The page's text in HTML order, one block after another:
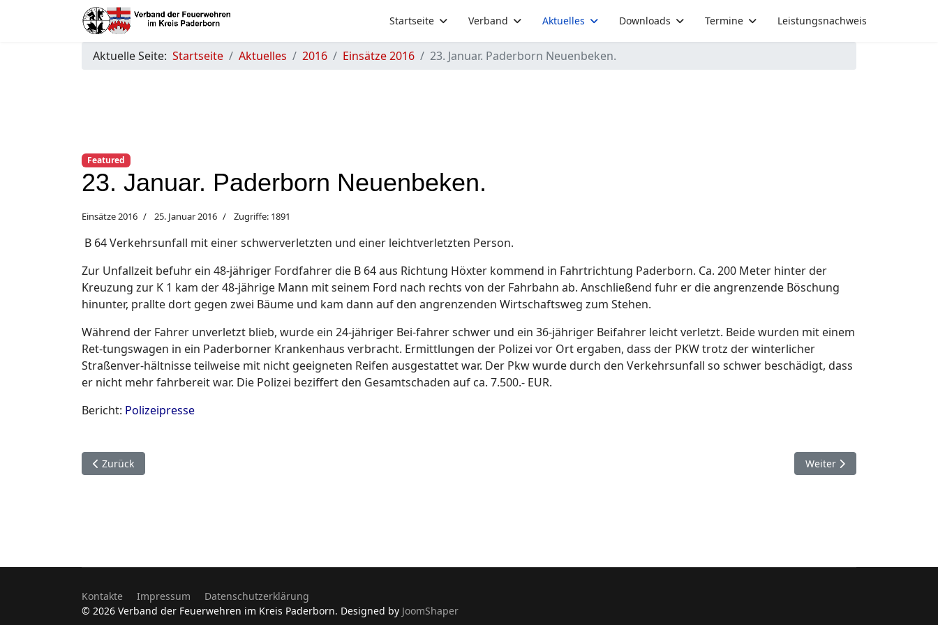
Startseite Verband Aktuelles Downloads Termine Leistungsnachweis
Aktuelle Seite: Startseite Aktuelles 2016 Einsätze 2016 23. Januar. Paderborn Neuenbeken.
Featured
23. Januar. Paderborn Neuenbeken.
Einsätze 2016 25. Januar 2016 Zugriffe: 1891
B 64 Verkehrsunfall mit einer schwerverletzten und einer leichtverletzten Person.
Zur Unfallzeit befuhr ein 48-jähriger Fordfahrer die B 64 aus Richtung Höxter kommend in Fahrtrichtung Paderborn. Ca. 200 Meter hinter der
Kreuzung zur K 1 kam der 48-jährige Mann mit seinem Ford nach rechts von der Fahrbahn ab. Anschließend fuhr er die angrenzende Böschung
hinunter, prallte dort gegen zwei Bäume und kam dann auf den angrenzenden Wirtschaftsweg zum Stehen.
Während der Fahrer unverletzt blieb, wurde ein 24-jähriger Bei-fahrer schwer und ein 36-jähriger Beifahrer leicht verletzt. Beide wurden mit einem
Ret-tungswagen in ein Paderborner Krankenhaus verbracht. Ermittlungen der Polizei vor Ort ergaben, dass der PKW trotz der winterlicher
Straßenver-hältnisse teilweise mit nicht geeigneten Reifen ausgestattet war. Der Pkw wurde durch den Verkehrsunfall so schwer beschädigt, dass
er nicht mehr fahrbereit war. Die Polizei beziffert den Gesamtschaden auf ca. 7.500.- EUR.
Bericht: Polizeipresse
Vorheriger Beitrag: 25. Januar. Delbrück Westenholz.
Zurück Nächster Beitrag: 21.
Weiter
Kontakte Impressum
Datenschutzerklärung
© 2026 Verband der Feuerwehren im Kreis Paderborn. Designed by JoomShaper